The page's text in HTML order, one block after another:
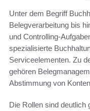
Unter dem Begriff
Belegverarbeitung bis
und Controlling-
spezialisierte
Serviceelementen. Zu
gehören
Abstimmung von
Die Rollen sind deutlich